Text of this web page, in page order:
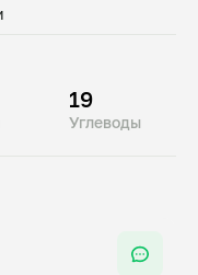
19
Углеводы